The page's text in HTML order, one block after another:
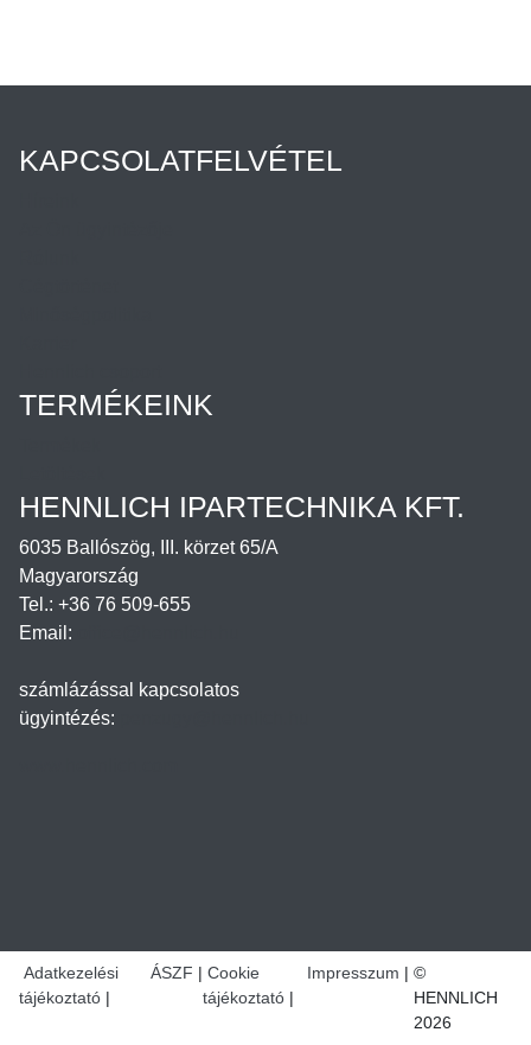
KAPCSOLATFELVÉTEL
TERMÉKEINK
HENNLICH IPARTECHNIKA KFT.
6035 Ballószög, III. körzet 65/A
Magyarország
Tel.: +36 76 509-655
Email:
számlázással kapcsolatos
ügyintézés:
Adatkezelési
tájékoztató
ÁSZF
Cookie
tájékoztató
Impresszum
©
HENNLICH
2026